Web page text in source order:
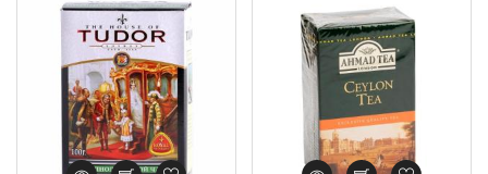
Код: 1130